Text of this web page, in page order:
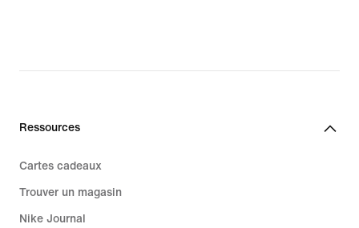
Ressources
Cartes cadeaux
Trouver un magasin
Nike Journal